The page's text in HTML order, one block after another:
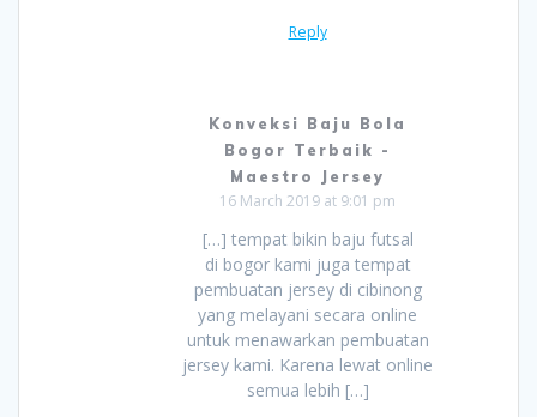
Reply
Konveksi Baju Bola
Bogor Terbaik -
Maestro Jersey
16 March 2019 at 9:01 pm
[…] tempat bikin baju futsal
di bogor kami juga tempat
pembuatan jersey di cibinong
yang melayani secara online
untuk menawarkan pembuatan
jersey kami. Karena lewat online
semua lebih […]